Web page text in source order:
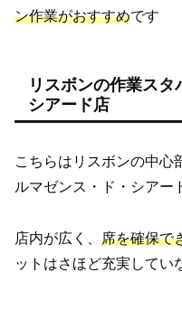
ン作業がおすすめです
リスボンの作業ス
シアード店
こちらはリスボンの中心
ルマゼンス・ド・シアー
店内が広く、 席を確保で
ットはさほど充実してい